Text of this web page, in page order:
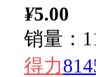
¥5.00
销量：
得力